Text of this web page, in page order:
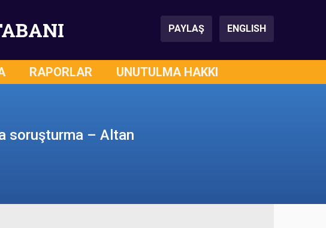
PAYLAŞ ENGLISH
RAPORLAR UNUTULMA HAKKI
soruşturma – Altan